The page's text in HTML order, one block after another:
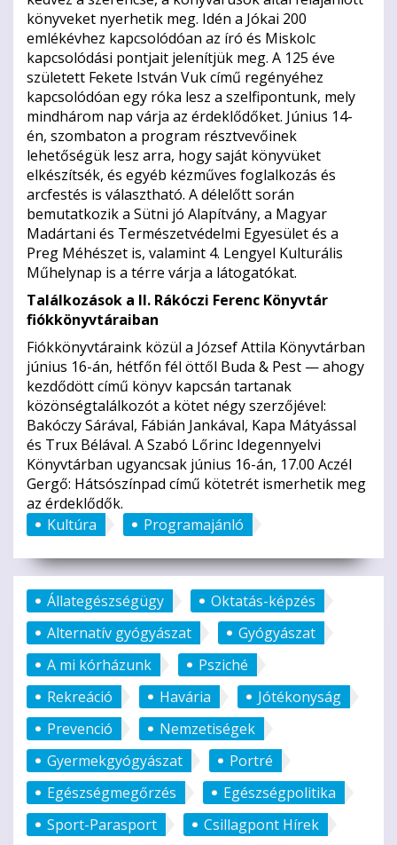
könyveket nyerhetik meg. Idén a Jókai 200
emlékévhez kapcsolódóan az író és Miskolc
kapcsolódási pontjait jelenítjük meg. A 125 éve
született Fekete István Vuk című regényéhez
kapcsolódóan egy róka lesz a szelfipontunk, mely
mindhárom nap várja az érdeklődőket. Június 14-
én, szombaton a program résztvevőinek
lehetőségük lesz arra, hogy saját könyvüket
elkészítsék, és egyéb kézműves foglalkozás és
arcfestés is választható. A délelőtt során
bemutatkozik a Sütni jó Alapítvány, a Magyar
Madártani és Természetvédelmi Egyesület és a
Preg Méhészet is, valamint 4. Lengyel Kulturális
Műhelynap is a térre várja a látogatókat.
Találkozások a II. Rákóczi Ferenc Könyvtár
fiókkönyvtáraiban
Fiókkönyvtáraink közül a József Attila Könyvtárban
június 16-án, hétfőn fél öttől Buda & Pest — ahogy
kezdődött című könyv kapcsán tartanak
közönségtalálkozót a kötet négy szerzőjével:
Bakóczy Sárával, Fábián Jankával, Kapa Mátyással
és Trux Bélával. A Szabó Lőrinc Idegennyelvi
Könyvtárban ugyancsak június 16-án, 17.00 Aczél
Gergő: Hátsószínpad című kötetrét ismerhetik meg
az érdeklődők.
Kultúra
Programajánló
Állategészségügy
Oktatás-képzés
Alternatív gyógyászat
Gyógyászat
A mi kórházunk
Psziché
Rekreáció
Havária
Jótékonyság
Prevenció
Nemzetiségek
Gyermekgyógyászat
Portré
Egészségmegőrzés
Egészségpolitika
Sport-Parasport
Csillagpont Hírek